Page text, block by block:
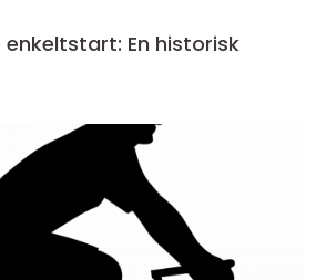
enkeltstart: En historisk